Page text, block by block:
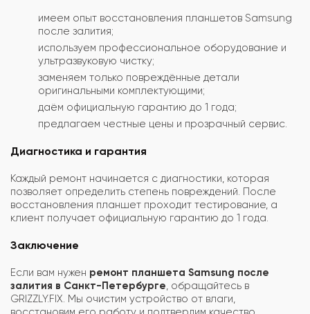
имеем опыт восстановления планшетов Samsung
после залития;
используем профессиональное оборудование и
ультразвуковую чистку;
заменяем только повреждённые детали
оригинальными комплектующими;
даём официальную гарантию до 1 года;
предлагаем честные цены и прозрачный сервис.
Диагностика и гарантия
Каждый ремонт начинается с диагностики, которая
позволяет определить степень повреждений. После
восстановления планшет проходит тестирование, а
клиент получает официальную гарантию до 1 года.
Заключение
Если вам нужен ремонт планшета Samsung после
залития в Санкт-Петербурге , обращайтесь в
GRIZZLY.FIX. Мы очистим устройство от влаги,